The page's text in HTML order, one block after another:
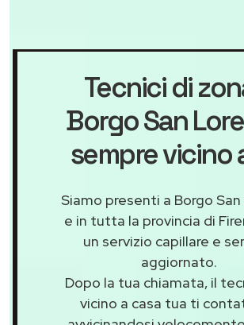
Tecnici di
Borgo San
sempre vicino
Siamo presenti a Borgo
e in tutta la provincia di
un servizio capillare e
aggiornato.
Dopo la tua chiamata, il
vicino a casa tua ti